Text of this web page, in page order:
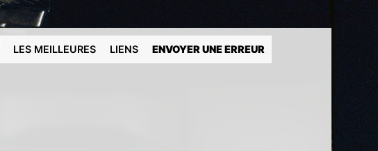
LES MEILLEURES LIENS ENVOYER UNE ERREUR